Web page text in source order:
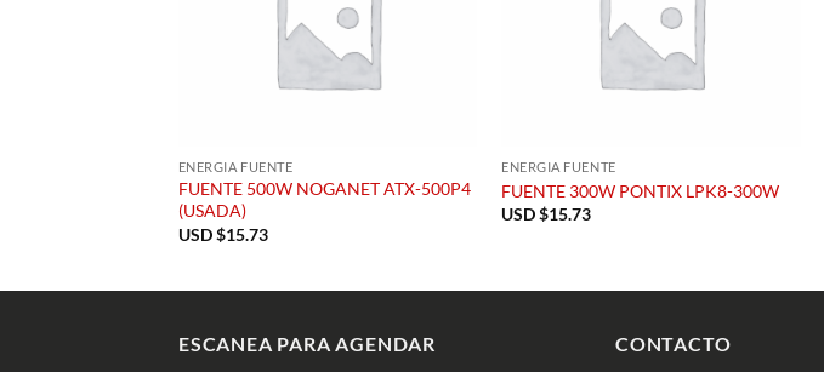
ENERGIA FUENTE
FUENTE 500W NOGANET ATX-500P4
(USADA)
USD $15.73
ENERGIA FUENTE
FUENTE 300W PONTIX LPK8-300W
USD $15.73
ESCANEA PARA AGENDAR CONTACTO